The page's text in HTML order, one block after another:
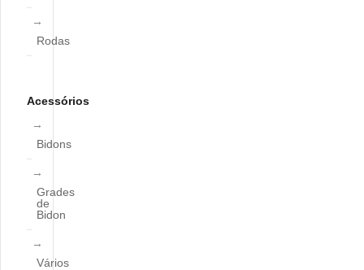
Rodas
Acessórios
Bidons
Grades
de
Bidon
Vários